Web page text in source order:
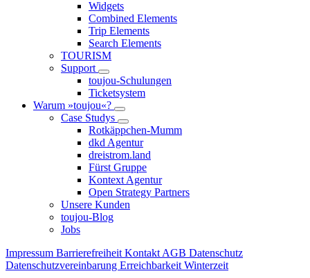
Widgets
Combined Elements
Trip Elements
Search Elements
TOURISM
Support
toujou-Schulungen
Ticketsystem
Warum »toujou«?
Case Studys
Rotkäppchen-Mumm
dkd Agentur
dreistrom.land
Fürst Gruppe
Kontext Agentur
Open Strategy Partners
Unsere Kunden
toujou-Blog
Jobs
Impressum Barrierefreiheit Kontakt AGB Datenschutz
Datenschutzvereinbarung Erreichbarkeit Winterzeit